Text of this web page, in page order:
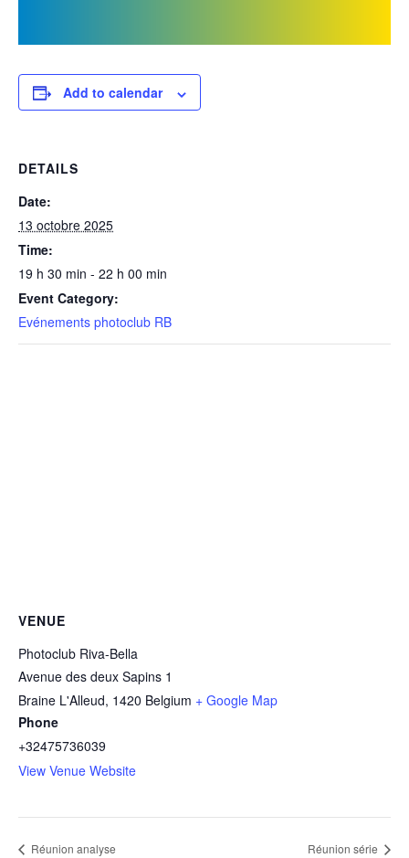
Add to calendar
DETAILS
Date:
13 octobre 2025
Time:
19 h 30 min - 22 h 00 min
Event Category:
Evénements photoclub RB
VENUE
Photoclub Riva-Bella
Avenue des deux Sapins 1
Braine L'Alleud, 1420 Belgium + Google Map
Phone
+32475736039
View Venue Website
Réunion analyse Réunion série